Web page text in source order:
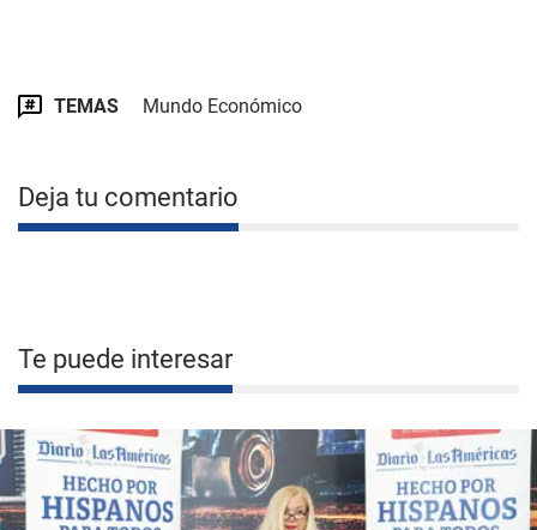
TEMAS Mundo Económico
Deja tu comentario
Te puede interesar